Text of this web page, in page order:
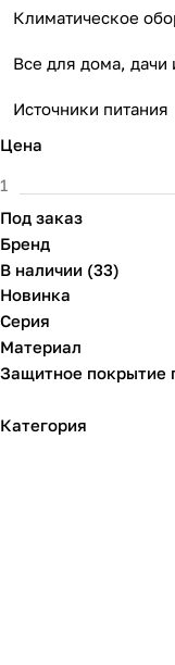
Климатическое
Все для дома, дачи
Источники питания
Цена
Под заказ
Бренд
В наличии (33)
Новинка
Серия
Материал
Защитное покрытие
Категория